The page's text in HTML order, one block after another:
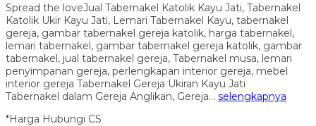
Spread the loveJual Tabernakel Katolik Kayu Jati, Tabernakel
Katolik Ukir Kayu Jati, Lemari Tabernakel Kayu, tabernakel
gereja, gambar tabernakel gereja katolik, harga tabernakel,
lemari tabernakel, gambar tabernakel gereja katolik, gambar
tabernakel, jual tabernakel gereja, Tabernakel musa, lemari
penyimpanan gereja, perlengkapan interior gereja, mebel
interior gereja Tabernakel Gereja Ukiran Kayu Jati
Tabernakel dalam Gereja Anglikan, Gereja… selengkapnya
*Harga Hubungi CS